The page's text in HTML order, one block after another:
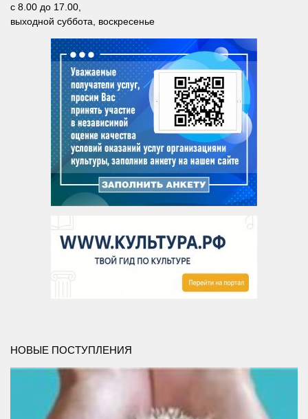
Степнинская сельская библиотека №34
Т-Ш
Тальменская сельская библиотека №23
Тулинская сельская библиотека №37
Улыбинская сельская библиотека №24
Ургунская сельская библиотека №25
Усть-Чемская сельская библиотека №26
Чернореченская сельская библиотека №41
Сельская библиотека д. Шадрино №42
Межпоселенческая библиотека
Информационно-библиографический отдел
Отдел комплектования и обработки литературы
Детская библиотека
Личный кабинет
с 8.00 до 17.00,
выходной суббота, воскресенье
НОВЫЕ ПОСТУПЛЕНИЯ